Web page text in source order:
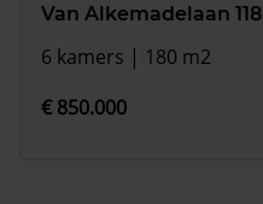
Van Alkemadelaan
6 kamers | 180 m2
€ 850.000